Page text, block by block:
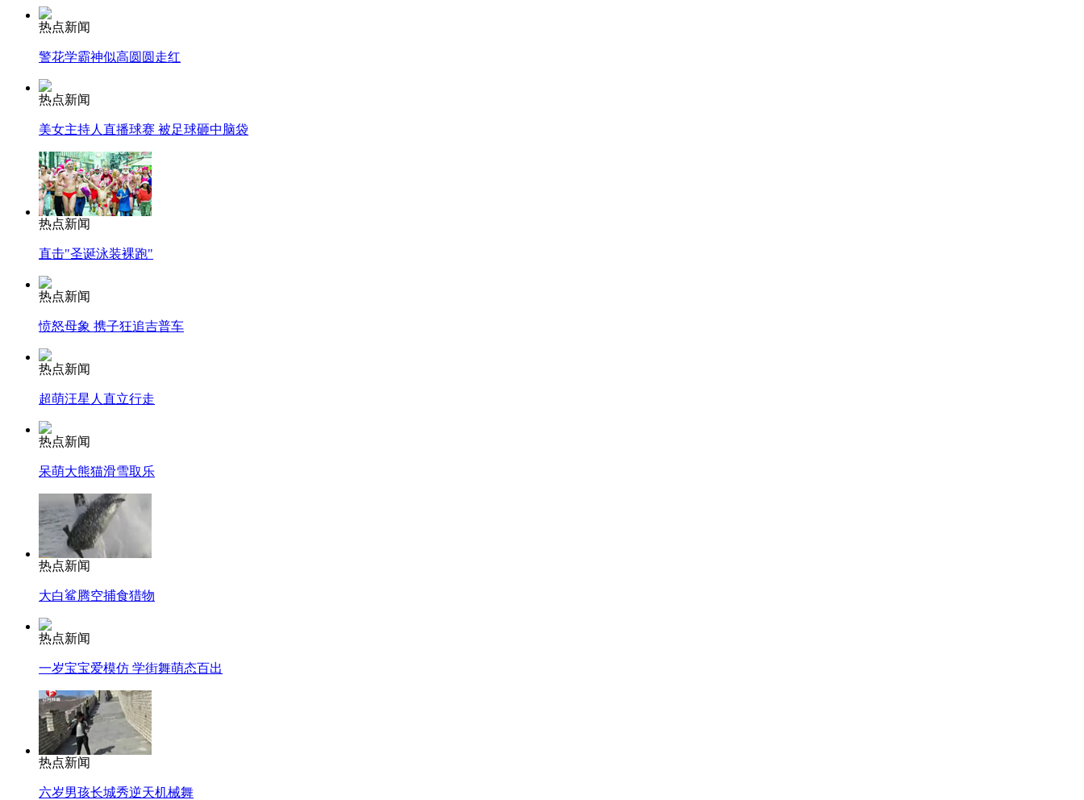
热点新闻
警花学霸神似高圆圆走红
热点新闻
美女主持人直播球赛 被足球砸中脑袋
热点新闻
直击"圣诞泳装裸跑"
热点新闻
愤怒母象 携子狂追吉普车
热点新闻
超萌汪星人直立行走
热点新闻
呆萌大熊猫滑雪取乐
热点新闻
大白鲨腾空捕食猎物
热点新闻
一岁宝宝爱模仿 学街舞萌态百出
热点新闻
六岁男孩长城秀逆天机械舞